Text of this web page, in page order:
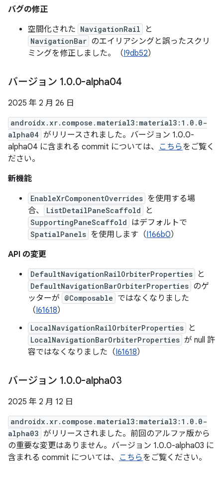
バグの修正
空間化された NavigationRail と
NavigationBar のエイリアシングと誤ったスクリ
ミングを修正しました。（I9db52）
バージョン 1.0.0-alpha04
2025 年 2 月 26 日
androidx.xr.compose.material3:material3:1.0.0-
alpha04 がリリースされました。バージョン 1.0.0-
alpha04 に含まれる commit については、 こちらをご覧く
ださい。
新機能
EnableXrComponentOverrides を使用する場
合、
ListDetailPaneScaffold と
SupportingPaneScaffold はデフォルトで
SpatialPanels を使用します（I166b0）
API の変更
DefaultNavigationRailOrbiterProperties と
DefaultNavigationBarOrbiterProperties のゲ
ッターが @Composable ではなくなりました
（I61618）
LocalNavigationRailOrbiterProperties と
LocalNavigationBarOrbiterProperties が null 許
容ではなくなりました（I61618）
バージョン 1.0.0-alpha03
2025 年 2 月 12 日
androidx.xr.compose.material3:material3:1.0.0-
alpha03 がリリースされました。前回のアルファ版から
の重要な変更はありません。バージョン 1.0.0-alpha03 に
含まれる commit については、 こちらをご覧ください。